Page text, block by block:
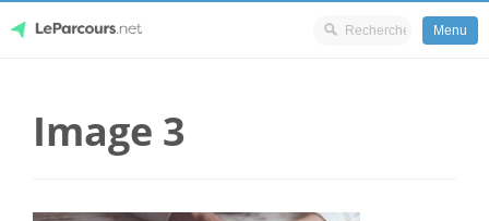
content
Menu
Image 3